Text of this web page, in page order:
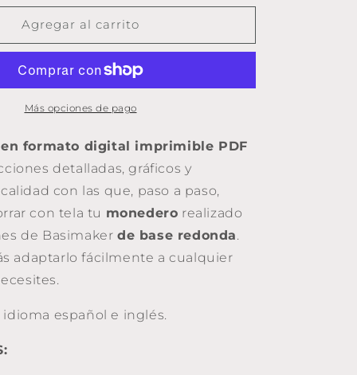
montar
monedero
BASE
REDONDA
Agregar al carrito
Más opciones de pago
formato digital imprimible PDF
detalladas, gráficos y
con las que, paso a paso,
con tela tu monedero realizado
de Basimakerde base redonda.
adaptarlo fácilmente a cualquier
español e inglés.